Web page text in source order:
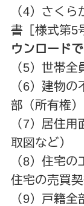
（4）さく
書［様式第5
ウンロード
（5）世帯
（6）建物
部（所有権
（7）居住
取図など）
（8）住宅
住宅の売買
（9）戸籍